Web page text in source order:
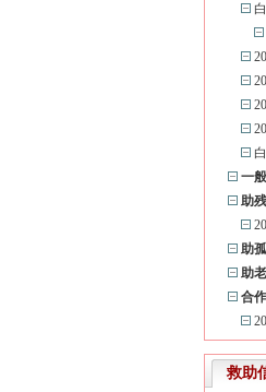
一
助
助
助
合
救助